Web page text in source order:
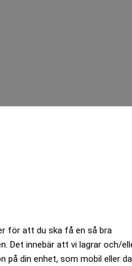
för att du ska få en så bra
Det innebär att vi lagrar och/
på din enhet, som mobil eller